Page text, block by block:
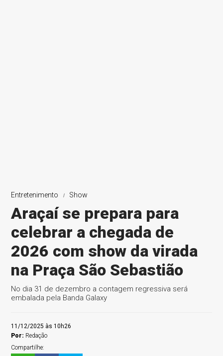
Entretenimento Show
Araçaí se prepara para
celebrar a chegada de
2026 com show da virada
na Praça São Sebastião
No dia 31 de dezembro a contagem regressiva será
embalada pela Banda Galaxy
11/12/2025 às 10h26
Por: Redação
Compartilhe: